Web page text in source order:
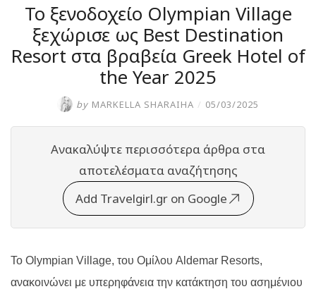
Το ξενοδοχείο Olympian Village
ξεχώρισε ως Βest Destination
Resort στα βραβεία Greek Hotel of
the Year 2025
by MARKELLA SHARAIHA / 05/03/2025
Ανακαλύψτε περισσότερα άρθρα στα
αποτελέσματα αναζήτησης
Add Travelgirl.gr on Google
Το Olympian Village, του Ομίλου Aldemar Resorts,
ανακοινώνει με υπερηφάνεια την κατάκτηση του ασημένιου